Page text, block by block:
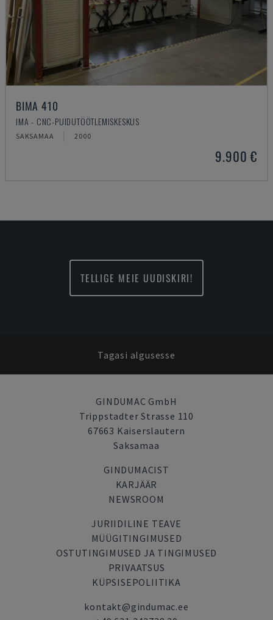
BIMA 410
IMA - CNC-PUIDUTÖÖTLEMISKESKUS
SAKSAMAA 2000
9.900 €
TELLIGE MEIE UUDISKIRI!
Tagasi algusesse
GINDUMAC GmbH
Trippstadter Strasse 110
67663 Kaiserslautern
Saksamaa
GINDUMACIST
KARJÄÄR
NEWSROOM
JURIIDILINE TEAVE
MÜÜGITINGIMUSED
OSTUTINGIMUSED JA TINGIMUSED
PRIVAATSUS
KÜPSISEPOLIITIKA
kontakt@gindumac.ee